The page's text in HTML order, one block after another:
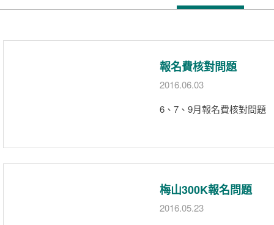
報名費核對問題
2016.06.03
6、7、9月報名費核對問題
梅山300K報名問題
2016.05.23